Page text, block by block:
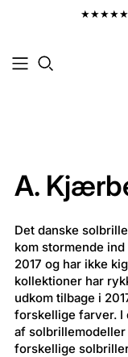
A.
Det danske
kom stormende
2017 og har ikke
kollektioner har
udkom tilbage i
forskellige farver. I
af
forskellige